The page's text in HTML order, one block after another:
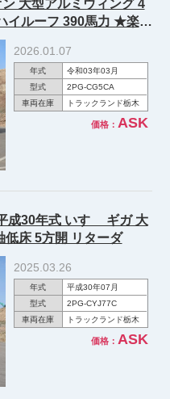
大型アルミウィング 4
イルーフ 390馬力 ★楽の
2026.01.07
年式
令和03年03月
型式
2PG-CG5CA
車両在庫
トラックランド栃木
価格： ASK
成30年式 いすゞ ギガ 大
低床 5方開 リターダ
2025.03.26
年式
平成30年07月
型式
2PG-CYJ77C
車両在庫
トラックランド栃木
価格： ASK